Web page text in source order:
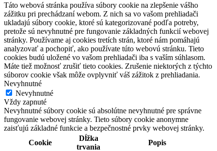
Táto webová stránka používa súbory cookie na zlepšenie vášho
zážitku pri prechádzaní webom. Z nich sa vo vašom prehliadači
ukladajú súbory cookie, ktoré sú kategorizované podľa potreby,
pretože sú nevyhnutné pre fungovanie základných funkcií webovej
stránky. Používame aj cookies tretích strán, ktoré nám pomáhajú
analyzovať a pochopiť, ako používate túto webovú stránku. Tieto
cookies budú uložené vo vašom prehliadači iba s vaším súhlasom.
Máte tiež možnosť zrušiť tieto cookies. Zrušenie niektorých z týchto
súborov cookie však môže ovplyvniť váš zážitok z prehliadania.
Nevyhnutné
Nevyhnutné
Vždy zapnuté
Nevyhnutné súbory cookie sú absolútne nevyhnutné pre správne
fungovanie webovej stránky. Tieto súbory cookie anonymne
zaisťujú základné funkcie a bezpečnostné prvky webovej stránky.
Cookie
Dĺžka
trvania
Popis